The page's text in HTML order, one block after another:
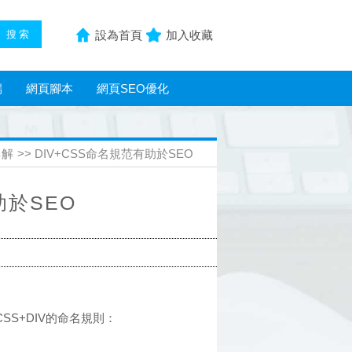
設為首頁 加入收藏
網頁腳本 網頁SEO優化
>> DIV+CSS命名規范有助於SEO
於SEO
的命名規則：